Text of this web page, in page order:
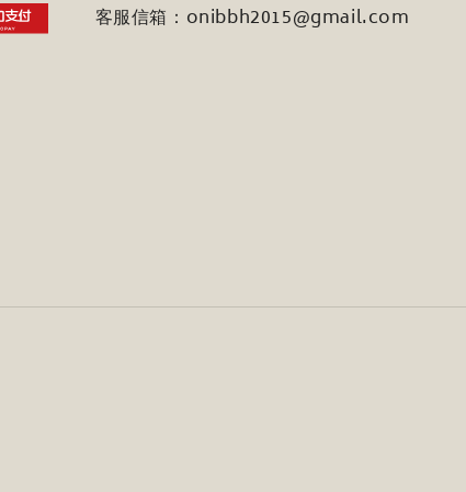
客服信箱：onibbh2015@gmail.com